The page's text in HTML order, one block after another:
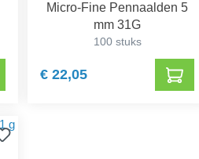
Micro-Fine Pennaalden 5
mm 31G
100 stuks
€ 22,05